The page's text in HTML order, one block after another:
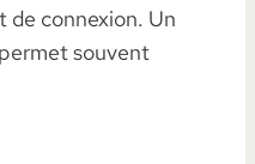
de connexion. Un
souvent